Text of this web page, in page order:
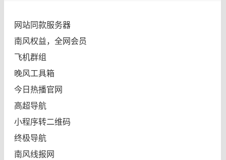
网站同款服务器
南风权益，全网会员
飞机群组
晚风工具箱
今日热播官网
高超导航
小程序转二维码
终极导航
南风线报网